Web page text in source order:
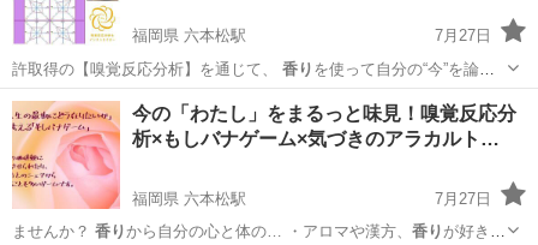
福岡県 六本松駅
7月27日
許取得の【嗅覚反応分析】を通じて、 香り を使って自分の“今”を論理
的に可視化し…
福岡 福岡市 六本松駅 セラピー 嗅覚
今の「わたし」をまるっと味見！嗅覚反応分
析×もしバナゲーム×気づきのアラカルト…
福岡県 六本松駅
7月27日
ませんか？ 香り から自分の心と体の… ・アロマや漢方、 香り が好き